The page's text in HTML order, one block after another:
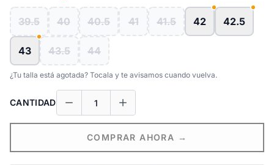
39.5 40 40.5 41 41.5 42 42.5
43 43.5 44
¿Tu talla está agotada? Tocala y te avisamos cuando vuelva.
CANTIDAD
COMPRAR AHORA →